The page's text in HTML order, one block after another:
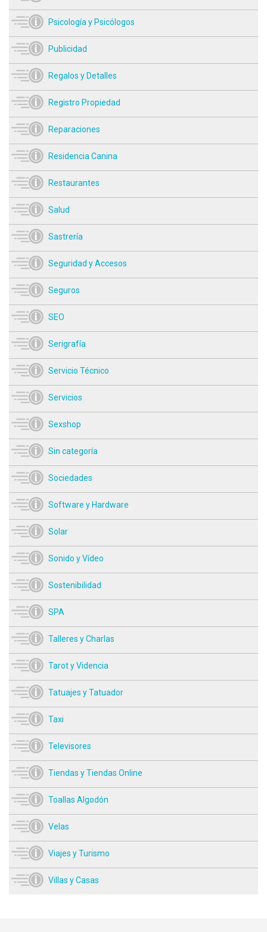
Psicología y Psicólogos
Publicidad
Regalos y Detalles
Registro Propiedad
Reparaciones
Residencia Canina
Restaurantes
Salud
Sastrería
Seguridad y Accesos
Seguros
SEO
Serigrafía
Servicio Técnico
Servicios
Sexshop
Sin categoría
Sociedades
Software y Hardware
Solar
Sonido y Vídeo
Sostenibilidad
SPA
Talleres y Charlas
Tarot y Videncia
Tatuajes y Tatuador
Taxi
Televisores
Tiendas y Tiendas Online
Toallas Algodón
Velas
Viajes y Turismo
Villas y Casas